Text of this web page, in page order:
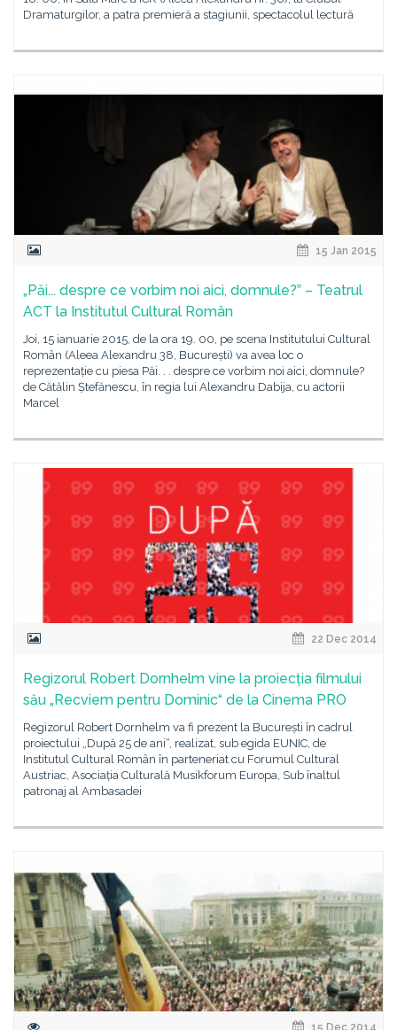
Dramaturgilor, a patra premieră a stagiunii, spectacolul lectură
15 Jan 2015
„Păi... despre ce vorbim noi aici, domnule?‟ – Teatrul
ACT la Institutul Cultural Român
Joi, 15 ianuarie 2015, de la ora 19. 00, pe scena Institutului Cultural
Român (Aleea Alexandru 38, București) va avea loc o
reprezentație cu piesa Păi. . . despre ce vorbim noi aici, domnule?
de Cătălin Ștefănescu, în regia lui Alexandru Dabija, cu actorii
Marcel
22 Dec 2014
Regizorul Robert Dornhelm vine la proiecția filmului
său „Recviem pentru Dominic“ de la Cinema PRO
Regizorul Robert Dornhelm va fi prezent la București în cadrul
proiectului „După 25 de ani“, realizat, sub egida EUNIC, de
Institutul Cultural Român în parteneriat cu Forumul Cultural
Austriac, Asociația Culturală Musikforum Europa, Sub înaltul
patronaj al Ambasadei
15 Dec 2014